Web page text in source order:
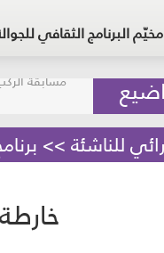
مخيّم البرنامج الثقافي
مسابقة
للناشئة >>